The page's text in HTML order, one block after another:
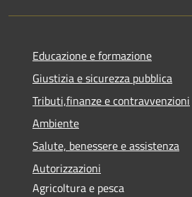
Educazione e formazione
Giustizia e sicurezza pubblica
Tributi,finanze e contravvenzioni
Ambiente
Salute, benessere e assistenza
Autorizzazioni
Agricoltura e pesca